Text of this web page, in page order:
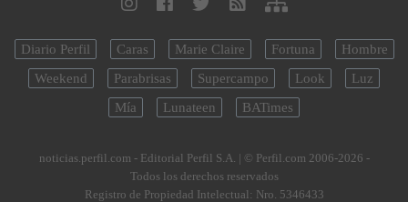
Diario Perfil Caras Marie Claire Fortuna
Hombre
Weekend
Parabrisas Supercampo Look
Luz
Mía
Lunateen BATimes
noticias.perfil.com - Editorial Perfil S.A. | © Perfil.com 2006-2026 -
Todos los derechos reservados
Registro de Propiedad Intelectual: Nro. 5346433